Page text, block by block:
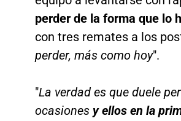
perder de la forma que lo
con tres remates a los
perder, más como hoy".
"La verdad es que duele
ocasiones y ellos en la